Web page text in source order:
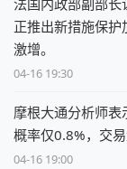
法国内政部副部长
正推出新措施保
激增。
04-16 19:30
摩根大通分析师
概率仅0.8%，交易
04-16 19:00